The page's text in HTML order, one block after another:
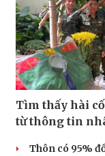
Tìm thấy hài
từ thông tin
Thôn có 95%